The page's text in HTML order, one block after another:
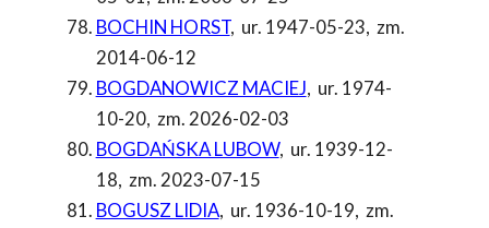
BOCHIN HORST, ur. 1947-05-23, zm.
2014-06-12
BOGDANOWICZ MACIEJ, ur. 1974-
10-20, zm. 2026-02-03
BOGDAŃSKA LUBOW, ur. 1939-12-
18, zm. 2023-07-15
BOGUSZ LIDIA, ur. 1936-10-19, zm.